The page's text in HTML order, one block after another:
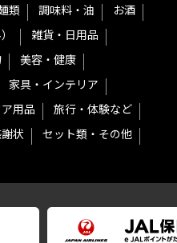
類 調味料・油
お酒
雑貨・日用品
美容・健康
家具・インテリア
用品
旅行・体験など
状
セット類・その他